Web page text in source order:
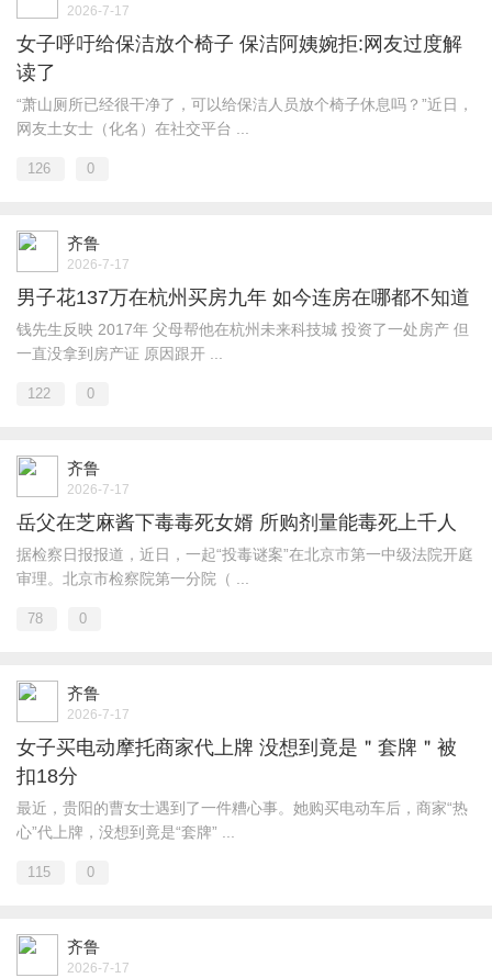
2026-7-17
女子呼吁给保洁放个椅子 保洁阿姨婉拒:网友过度解
读了
“萧山厕所已经很干净了，可以给保洁人员放个椅子休息吗？”近日，
网友土女士（化名）在社交平台 ...
126 0
齐鲁
2026-7-17
男子花137万在杭州买房九年 如今连房在哪都不知道
钱先生反映 2017年 父母帮他在杭州未来科技城 投资了一处房产 但
一直没拿到房产证 原因跟开 ...
122 0
齐鲁
2026-7-17
岳父在芝麻酱下毒毒死女婿 所购剂量能毒死上千人
据检察日报报道，近日，一起“投毒谜案”在北京市第一中级法院开庭
审理。北京市检察院第一分院（ ...
78 0
齐鲁
2026-7-17
女子买电动摩托商家代上牌 没想到竟是＂套牌＂被
扣18分
最近，贵阳的曹女士遇到了一件糟心事。她购买电动车后，商家“热
心”代上牌，没想到竟是“套牌” ...
115 0
齐鲁
2026-7-17